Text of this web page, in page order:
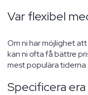
Var flexibel
Om ni har möjlighet
kan ni ofta få bättre
mest populära tiderna.
Specificera